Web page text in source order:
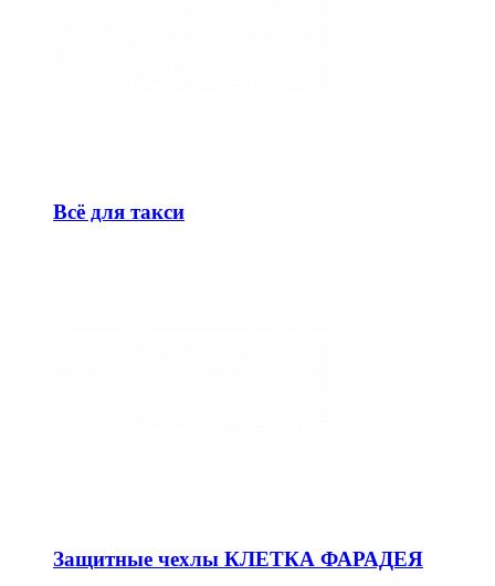
Всё для такси
Защитные чехлы КЛЕТКА ФАРАДЕЯ